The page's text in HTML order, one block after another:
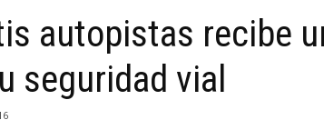
autopistas recibe
seguridad vial